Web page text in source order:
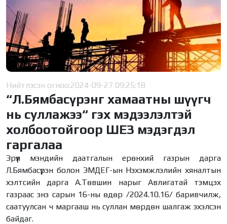
Нийтлэсэн огноо:2024-09-27 09:25:18
“Л.Бямбасүрэнг хамаатны шүүгч
нь суллажээ“ гэх мэдээлэлтэй
холбоотойгоор ШЕЗ мэдэгдэл
гаргалаа
Эрүүл мэндийн даатгалын ерөнхий газрын дарга
Л.Бямбасүрэн болон ЭМДЕГ-ын Нэхэмжлэлийн хяналтын
хэлтсийн дарга А.Төвшин нарыг Авлигатай тэмцэх
газраас энэ сарын 16-ны өдөр /2024.10.16/ баривчилж,
саатуулсан ч маргааш нь суллан мөрдөн шалгаж эхэлсэн
байдаг.